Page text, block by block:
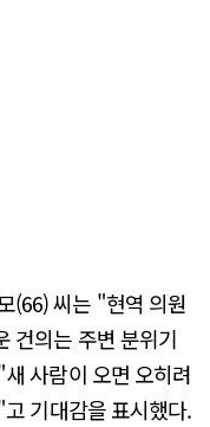
(66) 씨는 "현역 의원
건의는 주변 분위기
사람이 오면 오히려
기대감을 표시했다.